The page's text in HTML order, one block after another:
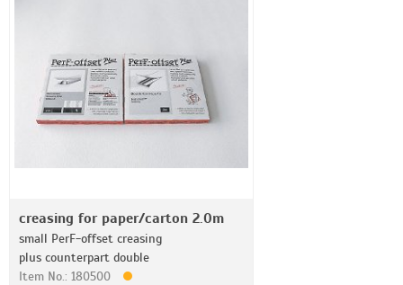
creasing for paper/carton 2.0m
small PerF-offset creasing
plus counterpart double
Item No.: 180500